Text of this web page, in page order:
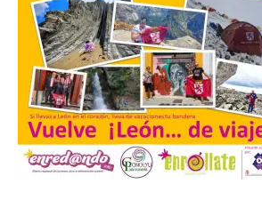
La Junta promueve la
contratación temporal de
jóvenes desempleados
para la realización de
obras y servicios de
interés general y social
con más de 8,7 millones de
euros de inversión
6 Ago 2026